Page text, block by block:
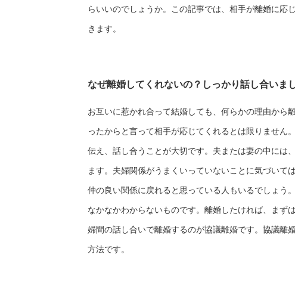
らいいのでしょうか。この記事では、相手が離婚に応
きます。
なぜ離婚してくれないの？しっかり話し合いま
お互いに惹かれ合って結婚しても、何らかの理由から
ったからと言って相手が応じてくれるとは限りません
伝え、話し合うことが大切です。夫または妻の中には
ます。夫婦関係がうまくいっていないことに気づいて
仲の良い関係に戻れると思っている人もいるでしょう
なかなかわからないものです。離婚したければ、まず
婦間の話し合いで離婚するのが協議離婚です。協議離
方法です。